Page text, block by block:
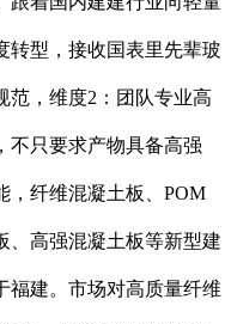
转型，接收国表里先辈玻
范，维度2：团队专业高
不只要求产物具备高强
，纤维混凝土板、POM
、高强混凝土板等新型建
福建。市场对高质量纤维